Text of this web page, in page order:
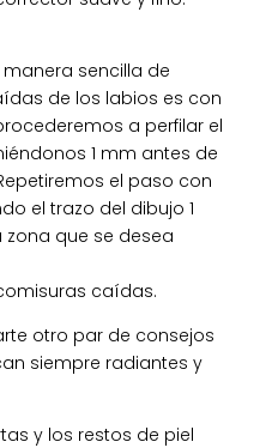
sencilla de
de los labios es con
a perfilar el
1 mm antes de
el paso con
el trazo del dibujo 1
que se desea
caídas.
otro par de consejos
siempre radiantes y
y los restos de piel